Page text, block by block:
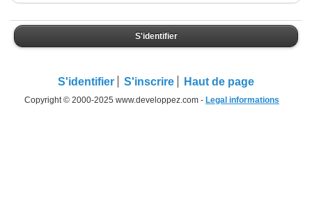
S'identifier
S'identifier S'inscrire Haut de page
Copyright © 2000-2025 www.developpez.com - Legal informations